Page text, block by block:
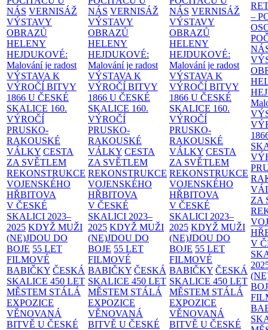
NÁS VERNISÁŽ
VÝSTAVY
OBRAZŮ
HELENY
HEJDUKOVÉ:
Malování je radost
VÝSTAVA K
VÝROČÍ BITVY
1866 U ČESKÉ
SKALICE 160.
VÝROČÍ
PRUSKO-
RAKOUSKÉ
VÁLKY CESTA
ZA SVĚTLEM
REKONSTRUKCE
VOJENSKÉHO
HŘBITOVA
V ČESKÉ
SKALICI 2023–
2025 KDYŽ MUŽI
(NE)JDOU DO
BOJE 55 LET
FILMOVÉ
BABIČKY ČESKÁ
SKALICE 450 LET
MĚSTEM STÁLÁ
EXPOZICE
VĚNOVANÁ
BITVĚ U ČESKÉ
NÁS VERNISÁŽ
VÝSTAVY
OBRAZŮ
HELENY
HEJDUKOVÉ:
Malování je radost
VÝSTAVA K
VÝROČÍ BITVY
1866 U ČESKÉ
SKALICE 160.
VÝROČÍ
PRUSKO-
RAKOUSKÉ
VÁLKY CESTA
ZA SVĚTLEM
REKONSTRUKCE
VOJENSKÉHO
HŘBITOVA
V ČESKÉ
SKALICI 2023–
2025 KDYŽ MUŽI
(NE)JDOU DO
BOJE 55 LET
FILMOVÉ
BABIČKY ČESKÁ
SKALICE 450 LET
MĚSTEM STÁLÁ
EXPOZICE
VĚNOVANÁ
BITVĚ U ČESKÉ
NÁS VERNISÁŽ
VÝSTAVY
OBRAZŮ
HELENY
HEJDUKOVÉ:
Malování je radost
VÝSTAVA K
VÝROČÍ BITVY
1866 U ČESKÉ
SKALICE 160.
VÝROČÍ
PRUSKO-
RAKOUSKÉ
VÁLKY CESTA
ZA SVĚTLEM
REKONSTRUKCE
VOJENSKÉHO
HŘBITOVA
V ČESKÉ
SKALICI 2023–
2025 KDYŽ MUŽI
(NE)JDOU DO
BOJE 55 LET
FILMOVÉ
BABIČKY ČESKÁ
SKALICE 450 LET
MĚSTEM STÁLÁ
EXPOZICE
VĚNOVANÁ
BITVĚ U ČESKÉ
–
ZA
V